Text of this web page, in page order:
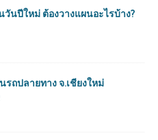
วันปีใหม่ ต้องวางแผนอะไรบ้าง?
รถปลายทาง จ.เชียงใหม่